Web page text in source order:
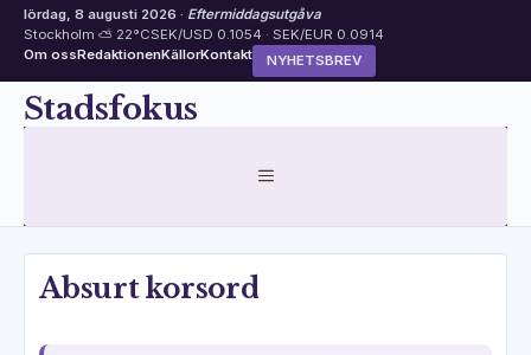
lördag, 8 augusti 2026 · Eftermiddagsutgåva
Stockholm ⛅ 22°CSEK/USD 0.1054 · SEK/EUR 0.0914
Om ossRedaktionenKällorKontakt NYHETSBREV
HoppaStadsfokus
MENY
Absurt korsord